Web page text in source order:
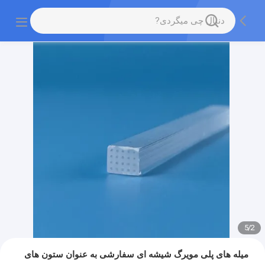
2
/
5
میله های پلی مویرگ شیشه ای سفارشی به عنوان ستون های